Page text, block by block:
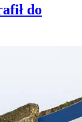
do